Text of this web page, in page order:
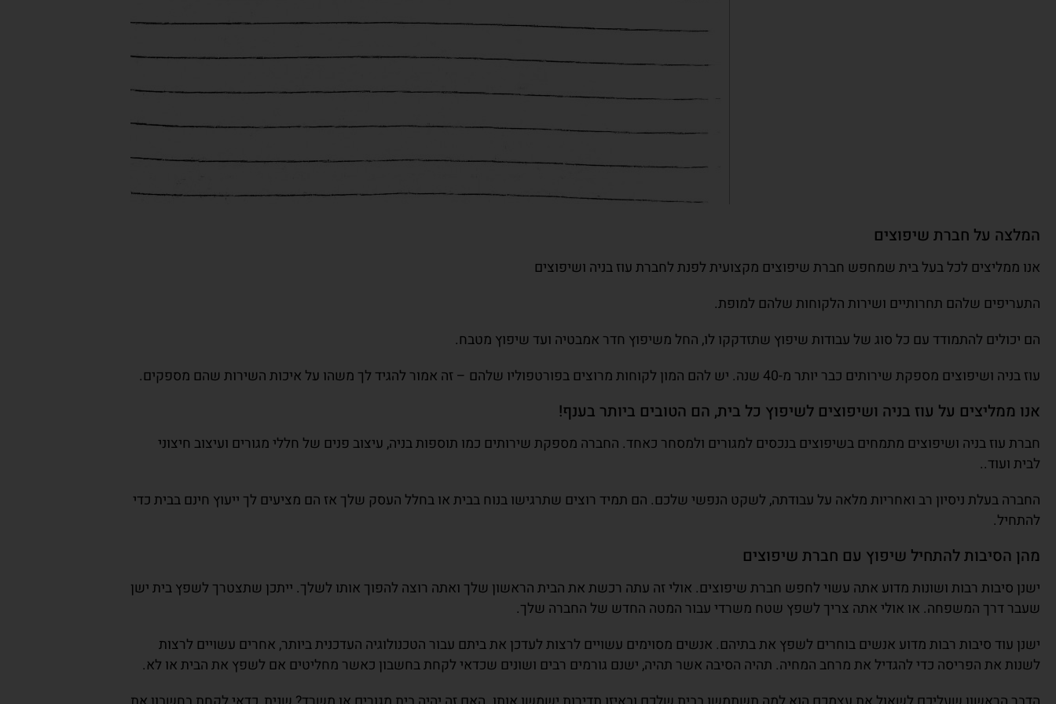
המלצה על חברת שיפוצים
אנו ממליצים לכל בעל בית שמחפש חברת שיפוצים מקצועית לפנת לחברת עוז בניה ושיפוצים
התעריפים שלהם תחרותיים ושירות הלקוחות שלהם למופת.
הם יכולים להתמודד עם כל סוג של עבודות שיפוץ שתזדקקו לו, החל משיפוץ חדר אמבטיה ועד שיפוץ מטבח.
עוז בניה ושיפוצים מספקת שירותים כבר יותר מ-40 שנה. יש להם המון לקוחות מרוצים בפורטפוליו שלהם – זה אמור להגיד לך משהו על איכות השירות שהם מספקים.
אנו ממליצים על עוז בניה ושיפוצים לשיפוץ כל בית, הם הטובים ביותר בענף!
חברת עוז בניה ושיפוצים מתמחים בשיפוצים בנכסים למגורים ולמסחר כאחד. החברה מספקת שירותים כמו תוספות בניה, עיצוב פנים של חללי מגורים ועיצוב חיצוני
לבית ועוד..
החברה בעלת ניסיון רב ואחריות מלאה על עבודתה, לשקט הנפשי שלכם. הם תמיד רוצים שתרגישו בנוח בבית או בחלל העסק שלך אז הם מציעים לך ייעוץ חינם בבית כדי
להתחיל.
מהן הסיבות להתחיל שיפוץ עם חברת שיפוצים
ישנן סיבות רבות ושונות מדוע אתה עשוי לחפש חברת שיפוצים. אולי זה עתה רכשת את הבית הראשון שלך ואתה רוצה להפוך אותו לשלך. ייתכן שתצטרך לשפץ בית ישן
שעבר דרך המשפחה. או אולי אתה צריך לשפץ שטח משרדי עבור המטה החדש של החברה שלך.
ישנן עוד סיבות רבות מדוע אנשים בוחרים לשפץ את בתיהם. אנשים מסוימים עשויים לרצות לעדכן את ביתם עבור הטכנולוגיה העדכנית ביותר, אחרים עשויים לרצות
לשנות את הפריסה כדי להגדיל את מרחב המחיה. תהיה הסיבה אשר תהיה, ישנם גורמים רבים ושונים שכדאי לקחת בחשבון כאשר מחליטים אם לשפץ את הבית או לא.